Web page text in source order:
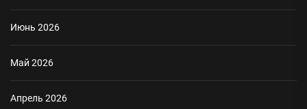
Июнь 2026
Май 2026
Апрель 2026